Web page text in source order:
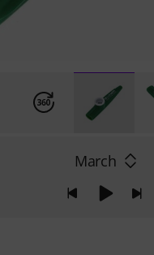
March